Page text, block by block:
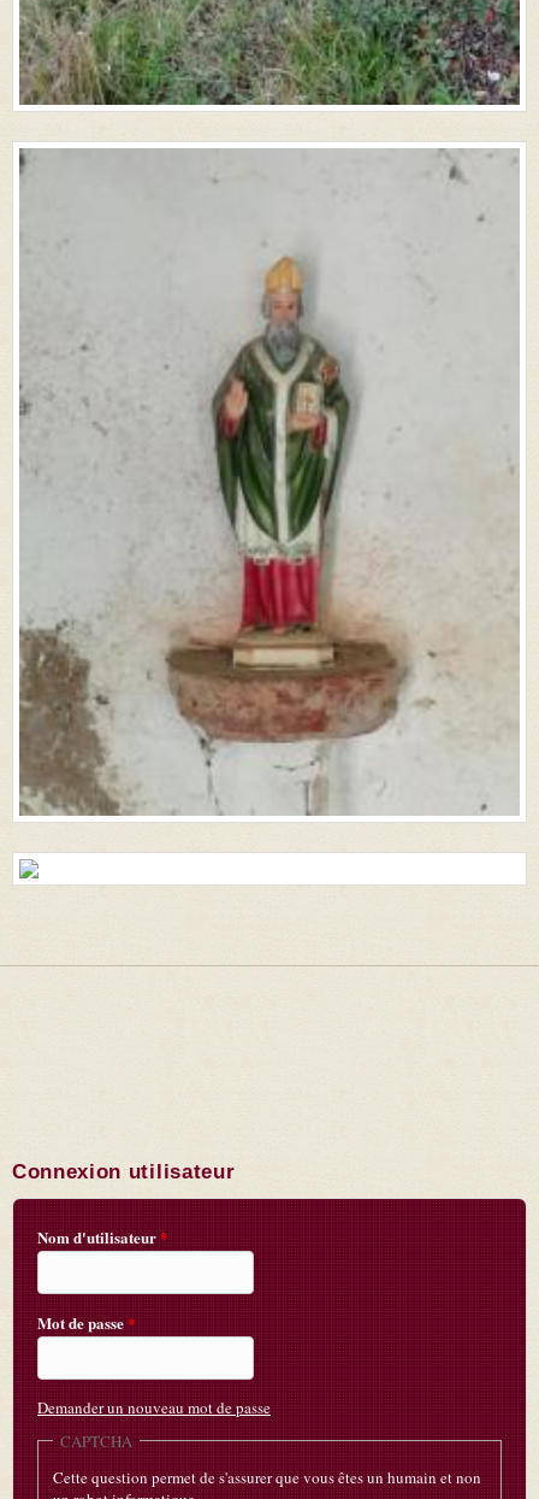
Connexion utilisateur
Nom d'utilisateur*
Mot de passe*
Demander un nouveau mot de passe
CAPTCHA
Cette question permet de s'assurer que vous êtes un humain et non